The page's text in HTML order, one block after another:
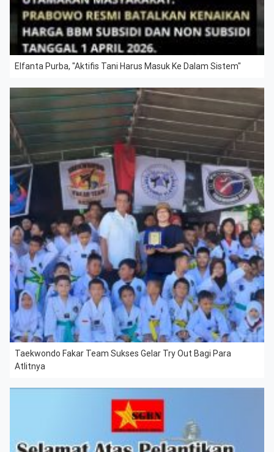
Elfanta Purba, "Aktifis Tani Harus Masuk Ke Dalam Sistem"
Taekwondo Fakar Team Sukses Gelar Try Out Bagi Para
Atlitnya